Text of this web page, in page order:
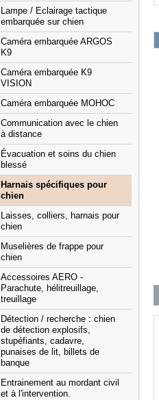
Lampe / Eclairage tactique
embarquée sur chien
Caméra embarquée ARGOS
K9
Caméra embarquée K9
VISION
Caméra embarquée MOHOC
Communication avec le chien
à distance
Évacuation et soins du chien
blessé
Harnais spécifiques pour
chien
Laisses, colliers, harnais pour
chien
Muselières de frappe pour
chien
Accessoires AERO -
Parachute, hélitreuillage,
treuillage
Détection / recherche : chien
de détection explosifs,
stupéfiants, cadavre,
punaises de lit, billets de
banque
Entrainement au mordant civil
et à l'intervention.